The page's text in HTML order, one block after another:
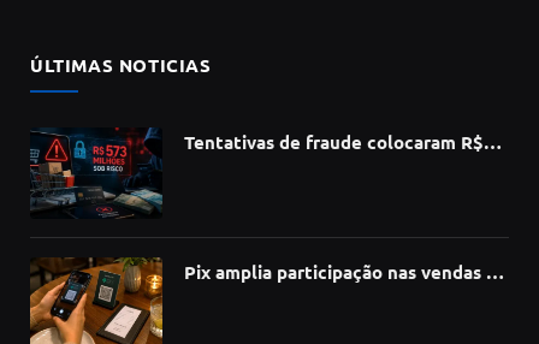
ÚLTIMAS NOTICIAS
Tentativas de fraude colocaram R$
Pix amplia participação nas vendas de